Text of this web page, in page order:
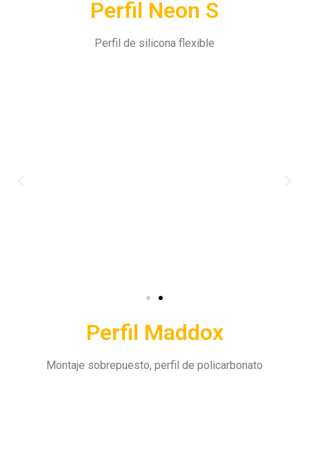
Perfil Neon S
Perfil de silicona flexible
Perfil Maddox
Montaje sobrepuesto, perfil de policarbonato